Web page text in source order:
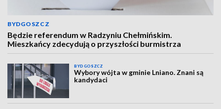
BYDGOSZCZ
Będzie referendum w Radzyniu Chełmińskim.
Mieszkańcy zdecydują o przyszłości burmistrza
BYDGOSZCZ
Wybory wójta w gminie Lniano. Znani są
kandydaci